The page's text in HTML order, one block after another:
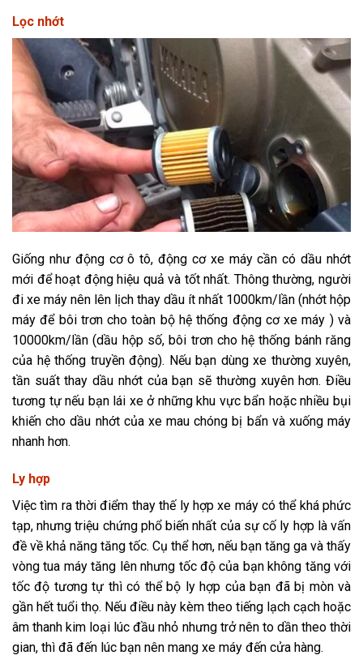
Lọc nhớt
Giống như động cơ ô tô, động cơ xe máy cần có dầu nhớt
mới để hoạt động hiệu quả và tốt nhất. Thông thường, người
đi xe máy nên lên lịch thay dầu ít nhất 1000km/lần (nhớt hộp
máy để bôi trơn cho toàn bộ hệ thống động cơ xe máy ) và
10000km/lần (dầu hộp số, bôi trơn cho hệ thống bánh răng
của hệ thống truyền động). Nếu bạn dùng xe thường xuyên,
tần suất thay dầu nhớt của bạn sẽ thường xuyên hơn. Điều
tương tự nếu bạn lái xe ở những khu vực bẩn hoặc nhiều bụi
khiến cho dầu nhớt của xe mau chóng bị bẩn và xuống máy
nhanh hơn.
Ly hợp
Việc tìm ra thời điểm thay thế ly hợp xe máy có thể khá phức
tạp, nhưng triệu chứng phổ biến nhất của sự cố ly hợp là vấn
đề về khả năng tăng tốc. Cụ thể hơn, nếu bạn tăng ga và thấy
vòng tua máy tăng lên nhưng tốc độ của bạn không tăng với
tốc độ tương tự thì có thể bộ ly hợp của bạn đã bị mòn và
gần hết tuổi thọ. Nếu điều này kèm theo tiếng lạch cạch hoặc
âm thanh kim loại lúc đầu nhỏ nhưng trở nên to dần theo thời
gian, thì đã đến lúc bạn nên mang xe máy đến cửa hàng.